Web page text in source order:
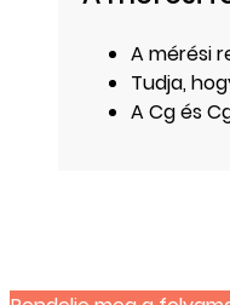
A mérési
Tudja,
A Cg és